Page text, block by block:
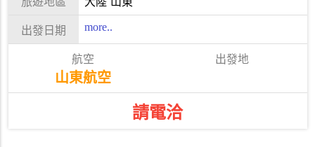
more..
山東航空
請電洽